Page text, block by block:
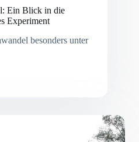
Ein Blick in die
Experiment
besonders unter